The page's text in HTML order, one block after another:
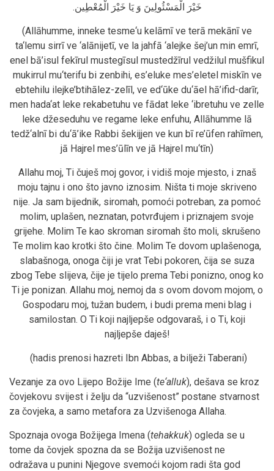
خَيْرَ الْمَسْئُولِينَ وَ يَا خَيْرَ الْمُعْطِين.
(Allāhumme, inneke tesme‘u kelāmī ve terā mekānī ve
ta‘lemu sirrī ve ‘alānijetī, ve la jahfā ‘alejke šej’un min emrī,
enel bā’isul fekīrul mustegīsul mustedžīrul vedžilul mušfikul
mukirrul mu‘terifu bi zenbihi, es’eluke mes’eletel miskīn ve
ebtehilu ilejke’btihālez-zelīl, ve ed‘ūke du‘āel hā’ifid-darīr,
men hada‘at leke rekabetuhu ve fādat leke ‘ibretuhu ve zelle
leke džeseduhu ve regame leke enfuhu, Allāhumme lā
tedž‘alnī bi du‘ā’ike Rabbi šekijjen ve kun bī re’ūfen rahīmen,
jā Hajrel mes’ūlīn ve jā Hajrel mu‘tīn)
Allahu moj, Ti čuješ moj govor, i vidiš moje mjesto, i znaš
moju tajnu i ono što javno iznosim. Ništa ti moje skriveno
nije. Ja sam bijednik, siromah, pomoći potreban, za pomoć
molim, uplašen, neznatan, potvrđujem i priznajem svoje
grijehe. Molim Te kao skroman siromah što moli, skrušeno
Te molim kao krotki što čine. Molim Te dovom uplašenoga,
slabašnoga, onoga čiji je vrat Tebi pokoren, čija se suza
zbog Tebe slijeva, čije je tijelo prema Tebi ponizno, onog ko
Ti je ponizan. Allahu moj, nemoj da s ovom dovom mojom, o
Gospodaru moj, tužan budem, i budi prema meni blag i
samilostan. O Ti koji najljepše odgovaraš, i o Ti, koji
najljepše daješ!
(hadis prenosi hazreti Ibn Abbas, a bilježi Taberani)
Vezanje za ovo Lijepo Božije Ime (te‘alluk), dešava se kroz
čovjekovu svijest i želju da “uzvišenost” postane stvarnost
za čovjeka, a samo metafora za Uzvišenoga Allaha.
Spoznaja ovoga Božijega Imena (tehakkuk) ogleda se u
tome da čovjek spozna da se Božija uzvišenost ne
odražava u punini Njegove svemoći kojom radi šta god